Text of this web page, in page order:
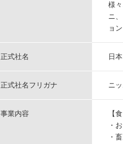
様
ニ
ョ
正式社名 日
正式社名フリガナ ニ
事業内容
【
・
・